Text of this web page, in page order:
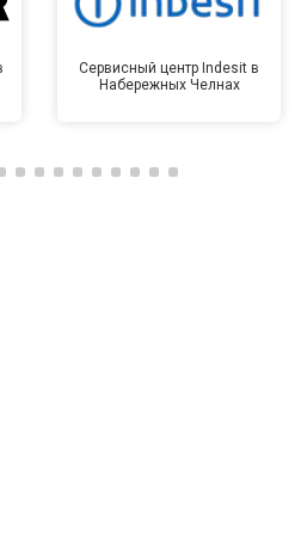
Сервисный центр Indesit в
Набережных Челнах